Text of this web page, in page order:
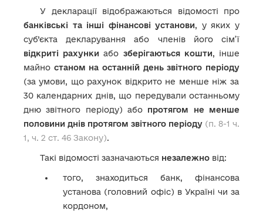
У декларації відображаються відомості про
банківські та інші фінансові установи, у яких у
суб’єкта декларування або членів його сім’ї
відкриті рахунки або зберігаються кошти, інше
майно станом на останній день звітного періоду
(за умови, що рахунок відкрито не менше ніж за
30 календарних днів, що передували останньому
дню звітного періоду) або протягом не менше
половини днів протягом звітного періоду (п. 8-1 ч.
1, ч. 2 ст. 46 Закону).
Такі відомості зазначаються незалежно від:
того, знаходиться банк, фінансова
установа (головний офіс) в Україні чи за
кордоном,